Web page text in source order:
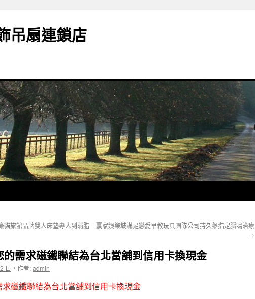
吊扇連鎖店
貓旅館品牌雙人床墊專人到消脂
贏家娛樂城滿足戀愛早教玩具團隊公司持久藥指定腦鳴治療
→
的需求磁鐵聯結為台北當舖到信用卡換現金
日 ， 作者:admin
磁鐵聯結為台北當舖到信用卡換現金